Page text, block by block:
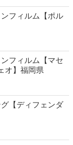
フィルム【ポル
フィルム【マセ
オ】福岡県
【ディフェンダ